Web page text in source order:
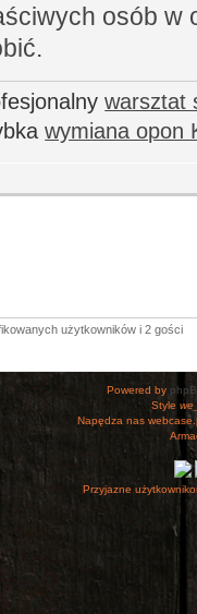
osób w
warsztat
wymiana opon
użytkowników i 2 gości
Powered by
Style
Napędza nas
Przyjazne